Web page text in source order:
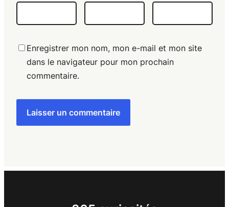
Enregistrer mon nom, mon e-mail et mon site
dans le navigateur pour mon prochain
commentaire.